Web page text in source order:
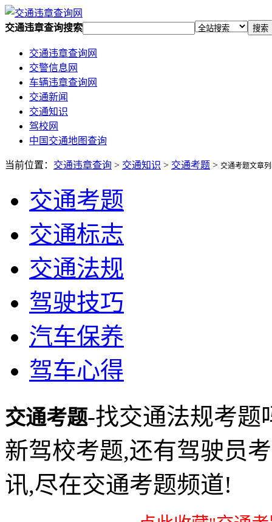
交通违章查询搜索 搜索
交通违章查询网
交警信息网
车辆违章查询网
交通新闻
交通知识
驾校网
中国交通地图查询
当前位置： 交通违章查询 > 交通知识 > 交通考题 > 交通考题文章
交通考题
交通标志
交通法规
驾驶技巧
汽车保养
驾车心得
交通考题-找交通法规考题
新驾校考题,还有驾驶员
讯,尽在交通考题频道!